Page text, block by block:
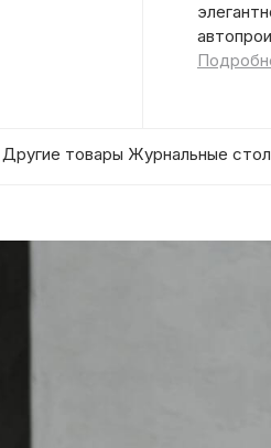
Другие товары Журнальные